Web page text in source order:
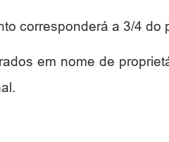
corresponderá a 3/4
em nome de